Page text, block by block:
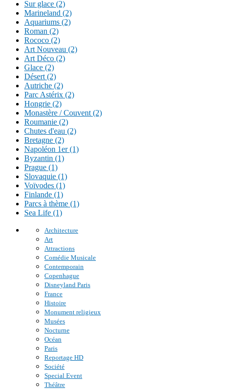
Sur glace (2)
Marineland (2)
Aquariums (2)
Roman (2)
Rococo (2)
Art Nouveau (2)
Art Déco (2)
Glace (2)
Désert (2)
Autriche (2)
Parc Astérix (2)
Hongrie (2)
Monastère / Couvent (2)
Roumanie (2)
Chutes d'eau (2)
Bretagne (2)
Napoléon 1er (1)
Byzantin (1)
Prague (1)
Slovaquie (1)
Voïvodes (1)
Finlande (1)
Parcs à thème (1)
Sea Life (1)
Architecture
Art
Attractions
Comédie Musicale
Contemporain
Copenhague
Disneyland Paris
France
Histoire
Monument religieux
Musées
Nocturne
Océan
Paris
Reportage HD
Société
Special Event
Théâtre